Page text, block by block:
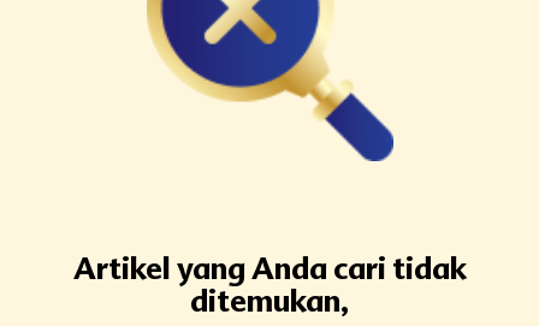
Artikel yang Anda cari tidak
ditemukan,